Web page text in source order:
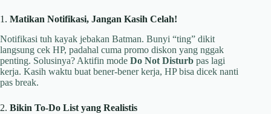
1. Matikan Notifikasi, Jangan Kasih Celah!
Notifikasi tuh kayak jebakan Batman. Bunyi “ting” dikit
langsung cek HP, padahal cuma promo diskon yang nggak
penting. Solusinya? Aktifin mode Do Not Disturb pas lagi
kerja. Kasih waktu buat bener-bener kerja, HP bisa dicek nanti
pas break.
2. Bikin To-Do List yang Realistis